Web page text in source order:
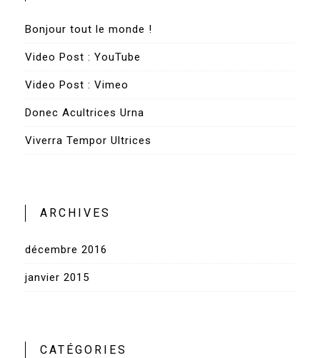
Bonjour tout le monde !
Video Post : YouTube
Video Post : Vimeo
Donec Acultrices Urna
Viverra Tempor Ultrices
ARCHIVES
décembre 2016
janvier 2015
CATÉGORIES